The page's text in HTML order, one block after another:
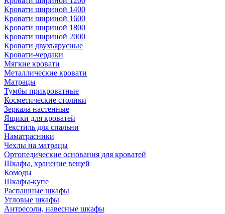
Кровати шириной 1400
Кровати шириной 1600
Кровати шириной 1800
Кровати шириной 2000
Кровати двухъярусные
Кровати-чердаки
Мягкие кровати
Металлические кровати
Матрацы
Тумбы прикроватные
Косметические столики
Зеркала настенные
Ящики для кроватей
Текстиль для спальни
Наматрасники
Чехлы на матрацы
Ортопедические основания для кроватей
Шкафы, хранение вещей
Комоды
Шкафы-купе
Распашные шкафы
Угловые шкафы
Антресоли, навесные шкафы